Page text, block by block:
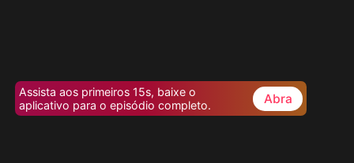
Assista aos primeiros 15s, baixe o
aplicativo para o episódio completo.
Abra